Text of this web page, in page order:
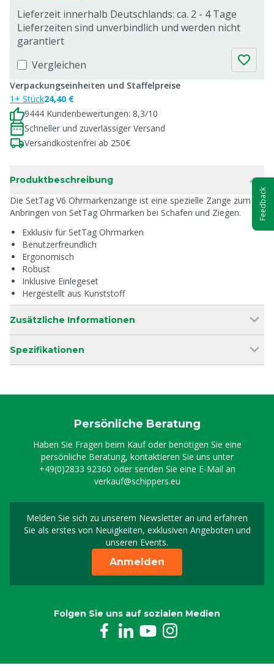
Lieferzeit innerhalb Deutschlands: ca. 2 - 4 Tage
Lieferzeiten sind unverbindlich und werden nicht
garantiert
Vergleichen
Verpackungseinheiten und Staffelpreise
1+ Stück24,40 €
9444 Kundenbewertungen: 8,3/10
Schneller und zuverlässiger Versand
Versandkostenfrei ab 250€
Produktbeschreibung
Die SetTag V6 Ohrmarkenzange ist eine spezielle Zange zum
Anbringen von SetTag Ohrmarken bei Schafen und Ziegen.
Exklusiv für SetTag Ohrmarken
Benutzerfreundlich
Ergonomisch
Robust
Inklusive Einlegeset
Hergestellt aus Kunststoff
Zusätzliche Informationen
Spezifikationen
Persönliche Beratung
Haben Sie Fragen beim Kauf oder benötigen Sie eine
persönliche Beratung, kontaktieren Sie uns unter
+49(0)2833 92360 oder senden Sie eine E-Mail an
verkauf@schippers.eu
Melden Sie sich zu unserem Newsletter an und erfahren
Sie als erstes von Neuigkeiten, exklusiven Angeboten und
unseren Events.
Melden Sie sich für
Anmelden
Folgen Sie uns auf sozialen Medien
Feedback